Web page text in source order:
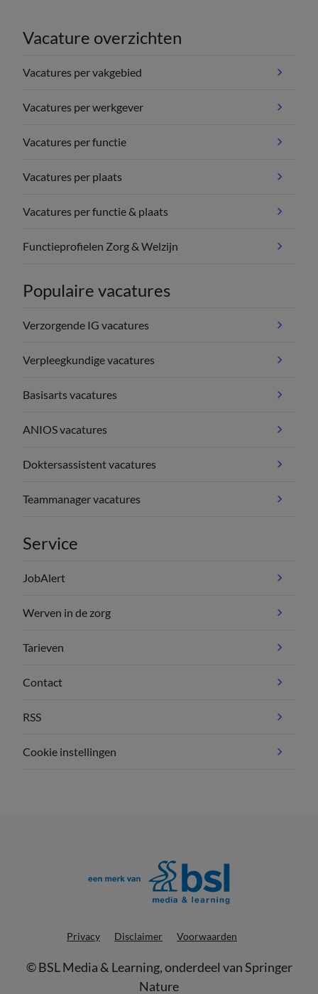
Vacature overzichten
Vacatures per vakgebied
Vacatures per werkgever
Vacatures per functie
Vacatures per plaats
Vacatures per functie & plaats
Functieprofielen Zorg & Welzijn
Populaire vacatures
Verzorgende IG vacatures
Verpleegkundige vacatures
Basisarts vacatures
ANIOS vacatures
Doktersassistent vacatures
Teammanager vacatures
Service
JobAlert
Werven in de zorg
Tarieven
Contact
RSS
Cookie instellingen
Privacy Disclaimer Voorwaarden
©BSL Media & Learning, onderdeel vanSpringer
Nature